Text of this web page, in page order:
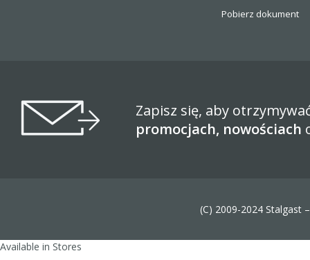
Pobierz dokument
Zapisz się, aby
promocjach, nowościach
(C) 2009-2024 Stalgast
Available in Stores